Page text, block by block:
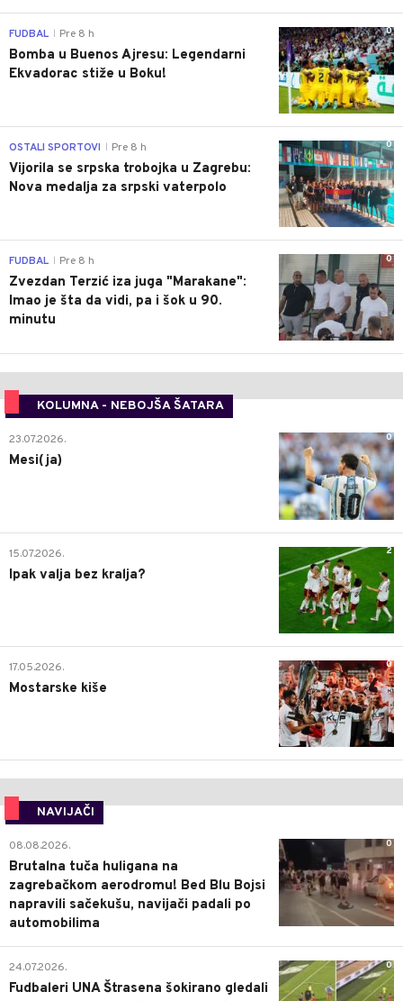
0
FUDBAL Pre 8 h
Bomba u Buenos Ajresu: Legendarni
Ekvadorac stiže u Boku!
0
OSTALI SPORTOVI Pre 8 h
Vijorila se srpska trobojka u Zagrebu:
Nova medalja za srpski vaterpolo
0
FUDBAL Pre 8 h
Zvezdan Terzić iza juga "Marakane":
Imao je šta da vidi, pa i šok u 90.
minutu
KOLUMNA - NEBOJŠA ŠATARA
0
23.07.2026.
Mesi(ja)
2
15.07.2026.
Ipak valja bez kralja?
0
17.05.2026.
Mostarske kiše
NAVIJAČI
0
08.08.2026.
Brutalna tuča huligana na
zagrebačkom aerodromu! Bed Blu Bojsi
napravili sačekušu, navijači padali po
automobilima
0
24.07.2026.
Fudbaleri UNA Štrasena šokirano gledali